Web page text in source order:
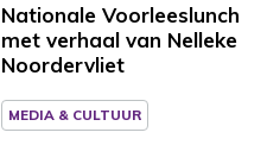
Nationale Voorleeslunch
met verhaal van Nelleke
Noordervliet
MEDIA & CULTUUR